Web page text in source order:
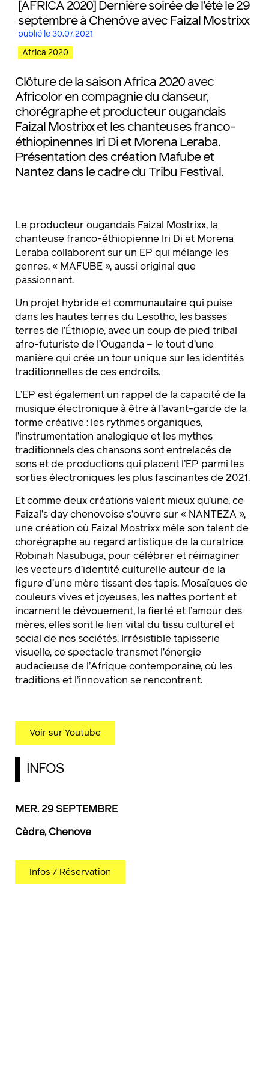
[AFRICA 2020] Dernière soirée de l’été le 29
septembre à Chenôve avec Faizal Mostrixx
publié le 30.07.2021
Africa 2020
Clôture de la saison Africa 2020 avec
Africolor en compagnie du danseur,
chorégraphe et producteur ougandais
Faizal Mostrixx et les chanteuses franco-
éthiopinennes Iri Di et Morena Leraba.
Présentation des création Mafube et
Nantez dans le cadre du Tribu Festival.
Le producteur ougandais Faizal Mostrixx, la
chanteuse franco-éthiopienne Iri Di et Morena
Leraba collaborent sur un EP qui mélange les
genres, « MAFUBE », aussi original que
passionnant.
Un projet hybride et communautaire qui puise
dans les hautes terres du Lesotho, les basses
terres de l’Éthiopie, avec un coup de pied tribal
afro-futuriste de l’Ouganda – le tout d’une
manière qui crée un tour unique sur les identités
traditionnelles de ces endroits.
L’EP est également un rappel de la capacité de la
musique électronique à être à l’avant-garde de la
forme créative : les rythmes organiques,
l’instrumentation analogique et les mythes
traditionnels des chansons sont entrelacés de
sons et de productions qui placent l’EP parmi les
sorties électroniques les plus fascinantes de 2021.
Et comme deux créations valent mieux qu’une, ce
Faizal’s day chenovoise s’ouvre sur « NANTEZA »,
une création où Faizal Mostrixx mêle son talent de
chorégraphe au regard artistique de la curatrice
Robinah Nasubuga, pour célébrer et réimaginer
les vecteurs d’identité culturelle autour de la
figure d’une mère tissant des tapis. Mosaïques de
couleurs vives et joyeuses, les nattes portent et
incarnent le dévouement, la fierté et l’amour des
mères, elles sont le lien vital du tissu culturel et
social de nos sociétés. Irrésistible tapisserie
visuelle, ce spectacle transmet l’énergie
audacieuse de l’Afrique contemporaine, où les
traditions et l’innovation se rencontrent.
Voir sur Youtube
INFOS
MER. 29 SEPTEMBRE
Cèdre, Chenove
Infos / Réservation